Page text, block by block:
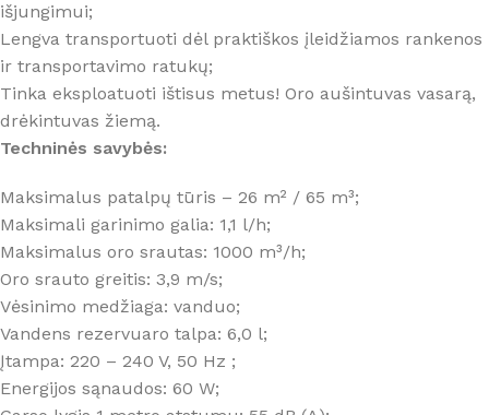
išjungimui;
Lengva transportuoti dėl praktiškos įleidžiamos rankenos
ir transportavimo ratukų;
Tinka eksploatuoti ištisus metus! Oro aušintuvas vasarą,
drėkintuvas žiemą.
Techninės savybės:
Maksimalus patalpų tūris – 26 m² / 65 m³;
Maksimali garinimo galia: 1,1 l/h;
Maksimalus oro srautas: 1000 m³/h;
Oro srauto greitis: 3,9 m/s;
Vėsinimo medžiaga: vanduo;
Vandens rezervuaro talpa: 6,0 l;
Įtampa: 220 – 240 V, 50 Hz ;
Energijos sąnaudos: 60 W;